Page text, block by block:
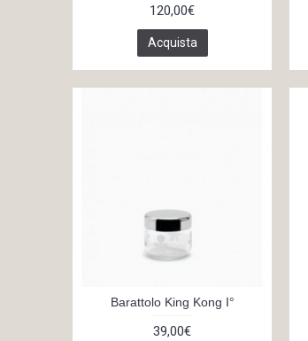
120,00€
Acquista
Barattolo King Kong I°
39,00€